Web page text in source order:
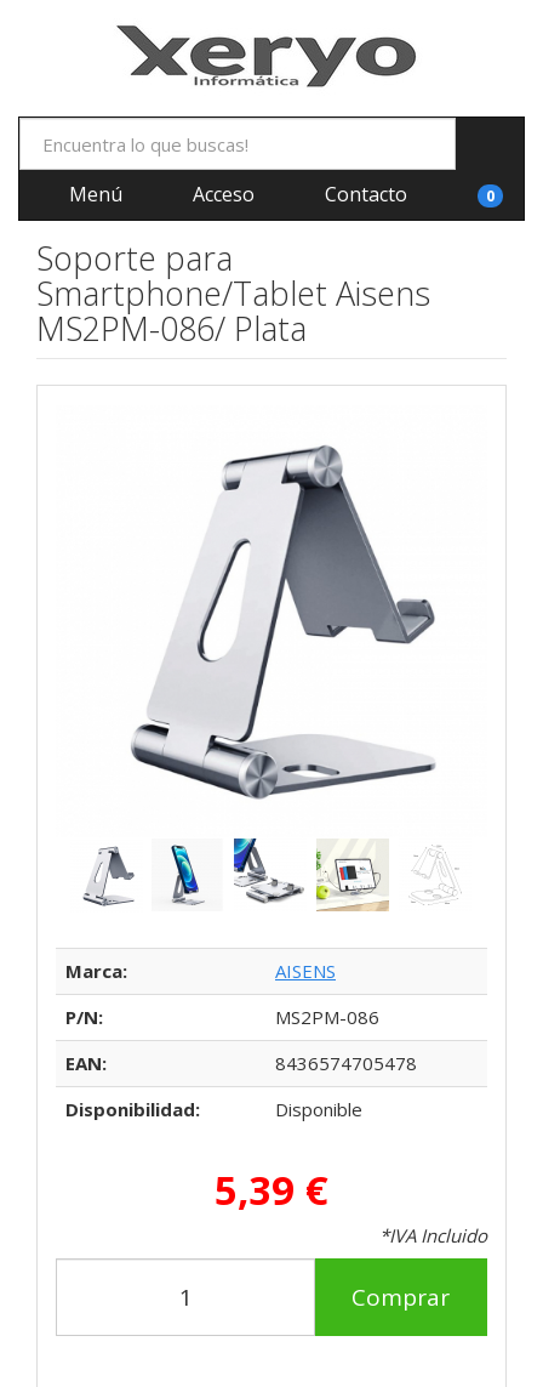
Menú Acceso Contacto 0
Soporte para
Smartphone/Tablet Aisens
MS2PM-086/ Plata
Marca:
AISENS
P/N:
MS2PM-086
EAN:
8436574705478
Disponibilidad:
Disponible
5,39 €
*IVA Incluido
Comprar